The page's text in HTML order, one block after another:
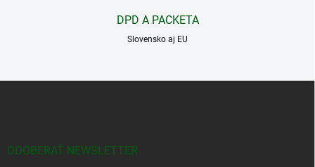
DPD A PACKETA
Slovensko aj EU
ODOBERAŤ NEWSLETTER